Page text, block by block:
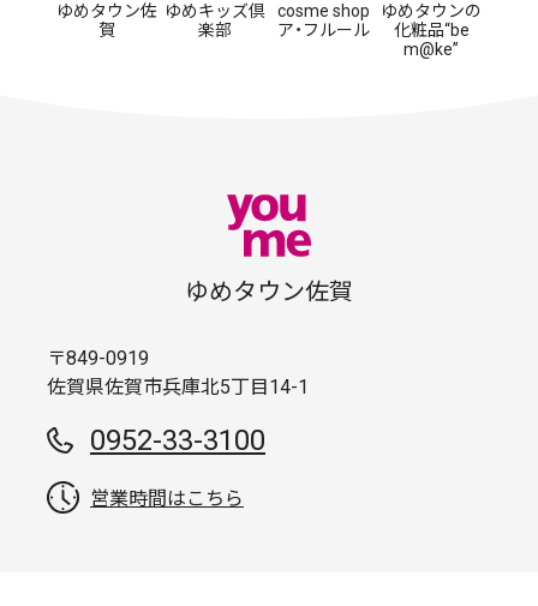
ゆめタウン佐
賀
ゆめキッズ倶
楽部
cosme shop
ア・フルール
ゆめタウンの
化粧品“be
m@ke”
ゆめタウン佐賀
〒849-0919
佐賀県佐賀市兵庫北5丁目14-1
0952-33-3100
営業時間はこちら